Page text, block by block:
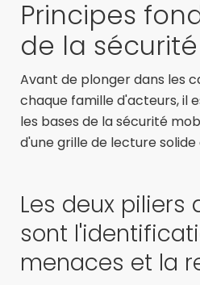
Principes
de la
Avant de plonger dans les
chaque famille d'acteurs, il
les bases de la sécurité
d'une grille de lecture
Les deux piliers
sont
menaces et la